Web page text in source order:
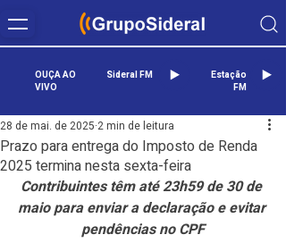
OUÇA AO
VIVO
Sideral FM
Estação
FM
Prazo para entrega do Imposto de Renda
2025 termina nesta sexta-feira
28 de mai. de 2025 2 min de leitura
Contribuintes têm até 23h59 de 30 de
maio para enviar a declaração e evitar
pendências no CPF